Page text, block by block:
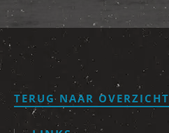
TERUG NAAR OVERZICHT